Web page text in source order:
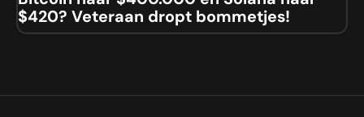
$420? Veteraan dropt bommetjes!